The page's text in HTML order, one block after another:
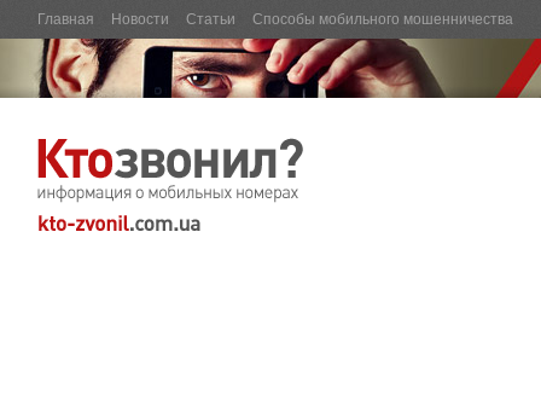
Главная Новости Статьи Способы мобильного мошенничества